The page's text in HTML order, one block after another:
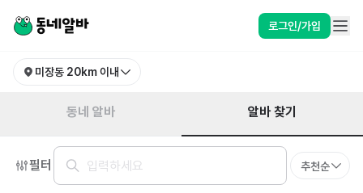
로그인/가입
미장동 20km 이내
동네 알바 알바 찾기
필터 추천순